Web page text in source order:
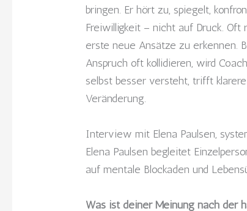
bringen. Er hört zu, spiegelt,
Freiwilligkeit – nicht auf Druck. Oft
erste neue Ansätze zu erkennen.
Anspruch oft kollidieren, wird
selbst besser versteht, trifft
Veränderung.
Interview mit Elena Paulsen,
Elena Paulsen begleitet
auf mentale Blockaden und
Was ist deiner Meinung nach der